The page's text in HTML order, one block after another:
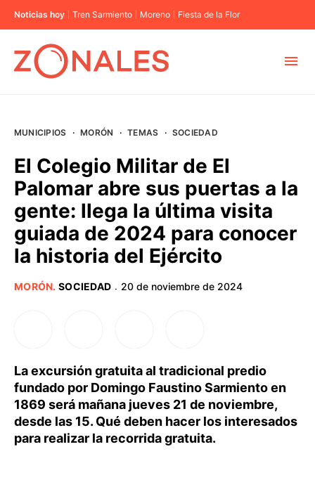
Noticias hoy Tren Sarmiento Moreno Fiesta de la Flor
BUENOS AIRES
PROVINCIAS
MUNICIPIOS · MORÓN · TEMAS · SOCIEDAD
El Colegio Militar de El
Palomar abre sus puertas a la
gente: llega la última visita
guiada de 2024 para conocer
la historia del Ejército
MORÓN. SOCIEDAD · 20 de noviembre de 2024
La excursión gratuita al tradicional predio
fundado por Domingo Faustino Sarmiento en
1869 será mañana jueves 21 de noviembre,
desde las 15. Qué deben hacer los interesados
para realizar la recorrida gratuita.